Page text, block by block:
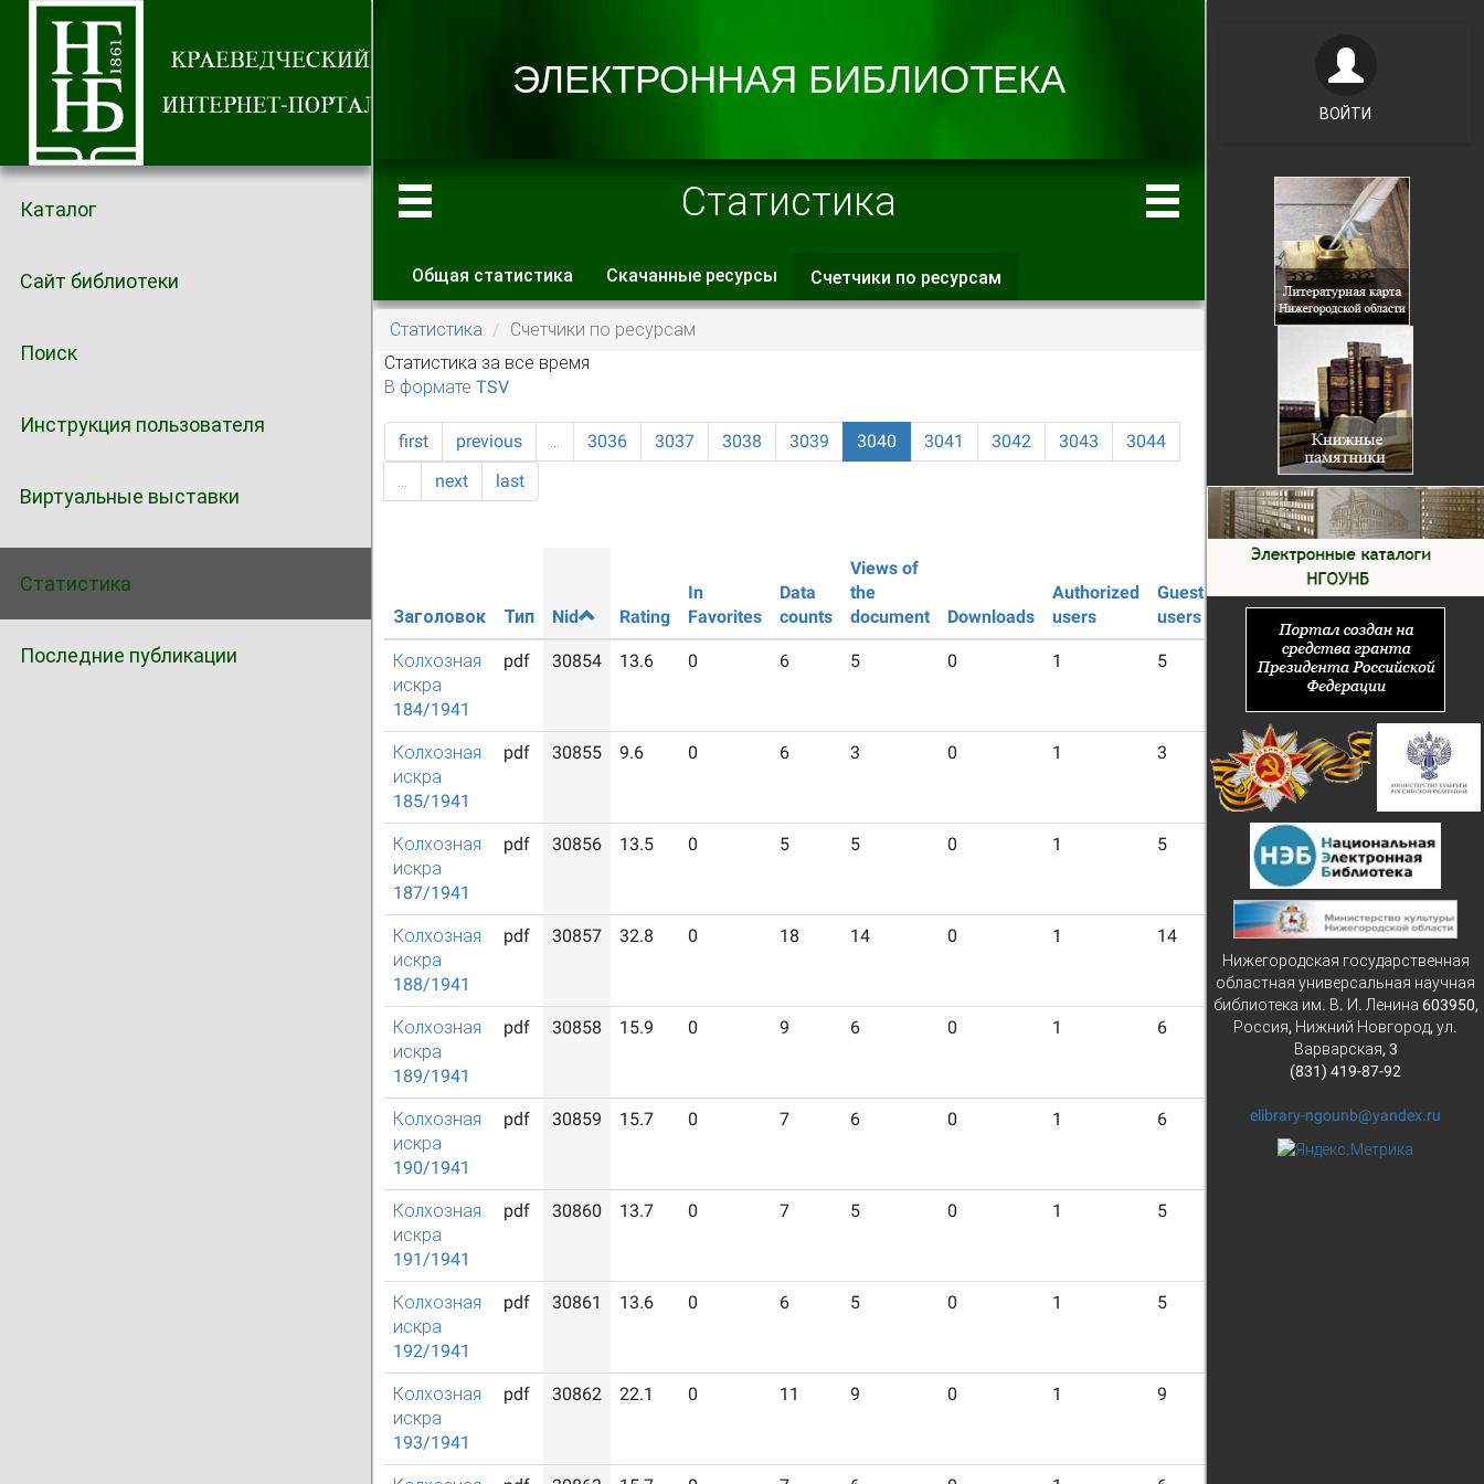
Каталог
Сайт библиотеки
Поиск
Инструкция пользователя
Виртуальные выставки
Статистика
Последние публикации
Статистика
Главные вкладки
Общая статистика Скачанные ресурсы Счетчики по ресурсам
вкладка)
Статистика
Счетчики по ресурсам
Статистика за все время
В формате TSV
first previous … 3036 3037 3038 3039 3040 3041 3042 3043
3044
…
next last
Заголовок Тип Nid Rating
In
Favorites
Data
counts
Views of
the
document
Downloads
Authorized
users
Guest
users
Колхозная
искра
184/1941
pdf 30854 13.6 0 6 5 0 1 5
Колхозная
искра
185/1941
pdf 30855 9.6 0 6 3 0 1 3
Колхозная
искра
187/1941
pdf 30856 13.5 0 5 5 0 1 5
Колхозная
искра
188/1941
pdf 30857 32.8 0 18 14 0 1 14
Колхозная
искра
189/1941
pdf 30858 15.9 0 9 6 0 1 6
Колхозная
искра
190/1941
pdf 30859 15.7 0 7 6 0 1 6
Колхозная
искра
191/1941
pdf 30860 13.7 0 7 5 0 1 5
Колхозная
искра
192/1941
pdf 30861 13.6 0 6 5 0 1 5
Колхозная
искра
193/1941
pdf 30862 22.1 0 11 9 0 1 9
ВОЙТИ
Нижегородская государственная
областная универсальная научная
библиотека им. В. И. Ленина 603950,
Россия, Нижний Новгород, ул.
Варварская, 3
(831) 419-87-92
elibrary-ngounb@yandex.ru